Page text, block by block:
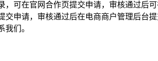
可在官网合作页提交申请，审核通过后
申请，审核通过后在电商商户管理后台
们。